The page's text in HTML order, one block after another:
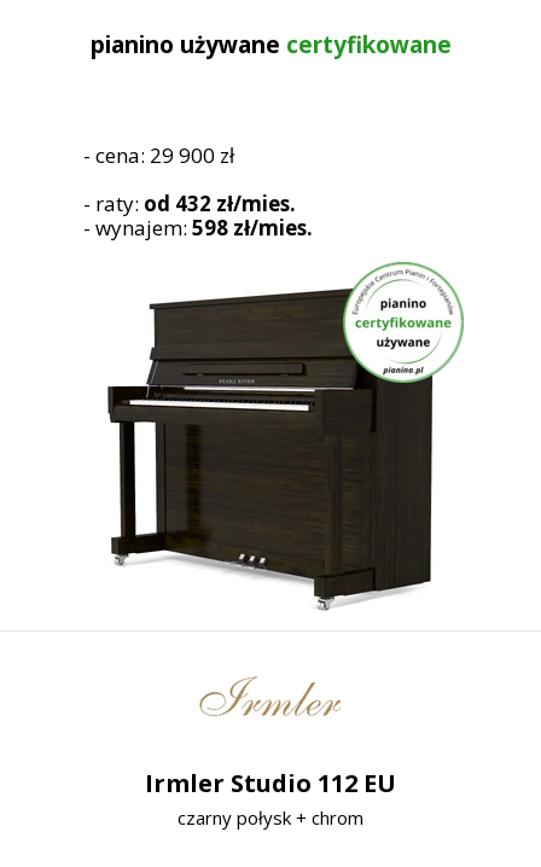
Irmler Studio 112 EU
czarny połysk + chrom
pianino używane certyfikowane
- cena: 29 900 zł
- raty: od 432 zł/mies.
- wynajem: 598 zł/mies.